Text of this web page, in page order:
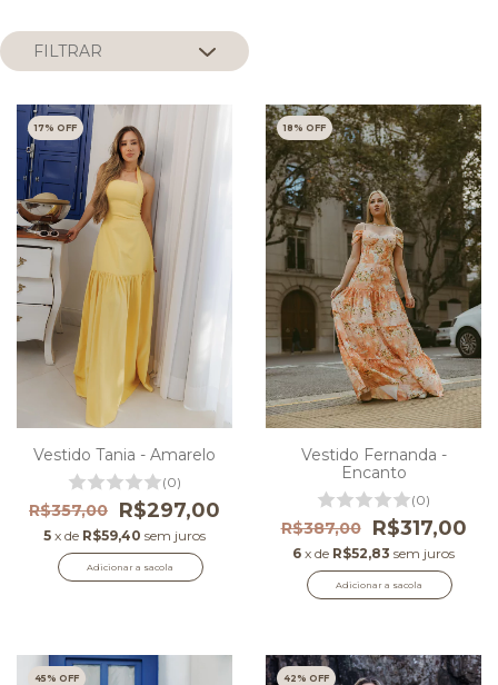
FILTRAR
17% OFF
Vestido Tania - Amarelo
(0)
R$357,00 R$297,00
5 x de R$59,40 sem juros
Adicionar a sacola
18 % OFF
Vestido Fernanda -
Encanto
(0)
R$387,00 R$317,00
6 x de R$52,83 sem juros
Adicionar a sacola
45 % OFF 42 % OFF